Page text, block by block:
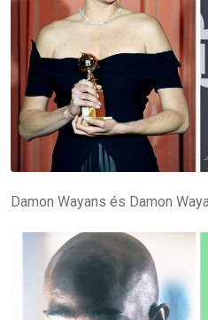
Damon Wayans és Damon